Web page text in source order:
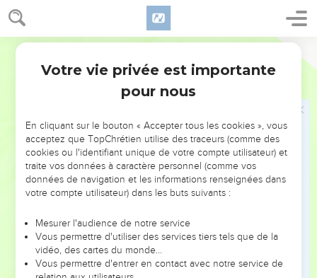
17
8 Les hommes droits en sont stupéfaits, Et l’innocent se
soulève contre l’impie.
Le juste (néanmoins) demeure ferme dans sa voie. Celui
qui a les mains pures se fortifie de plus en plus.
Mais vous tous, recommencez et venez donc ! Je ne
Mes jours sont passés, mes projets sont anéantis, Les
désirs de mon cœur...
Et ils prétendent que la nuit c’est le jour, Que la lumière
est proche quand les ténèbres sont là !
N’est-ce pas le séjour des morts que j’espère pour
demeure ? C’est dans les ténèbres que je dresserai ma
couche ;
Je crie au gouffre : C’est toi mon père ! Et à la vermine :
Ma mère et ma sœur !
Votre vie privée est importante
pour nous
En cliquant sur le bouton « Accepter tous les cookies », vous
acceptez que TopChrétien utilise des traceurs (comme des
cookies ou l'identifiant unique de votre compte utilisateur) et
traite vos données à caractère personnel (comme vos
données de navigation et les informations renseignées dans
votre compte utilisateur) dans les buts suivants :
Mesurer l'audience de notre service
Vous permettre d'utiliser des services tiers tels que de la
vidéo, des cartes du monde…
Vous permettre d'entrer en contact avec notre service de